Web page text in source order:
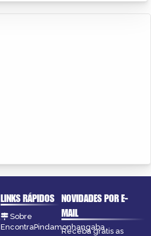
LINKS RÁPIDOS
Sobre
EncontraPindamonhangaba
NOVIDADES POR E-
MAIL
Receba grátis as